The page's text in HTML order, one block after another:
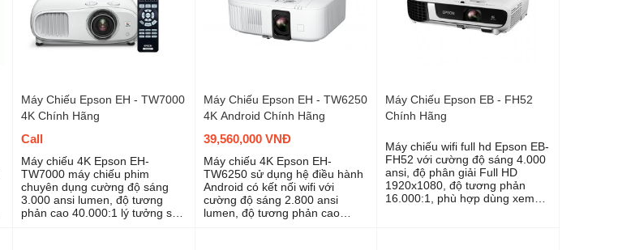
Máy Chiếu Epson EH - TW7000
4K Chính Hãng
Call
Máy chiếu 4K Epson EH-
TW7000 máy chiếu phim
chuyên dụng cường độ sáng
3.000 ansi lumen, độ tương
phản cao 40.000:1 lý tưởng sử
Máy Chiếu Epson EH - TW6250
4K Android Chính Hãng
39,560,000 VNĐ
Máy chiếu 4K Epson EH-
TW6250 sử dụng hệ điều hành
Android có kết nối wifi với
cường độ sáng 2.800 ansi
lumen, độ tương phản cao
Máy Chiếu Epson EB - FH52
Chính Hãng
Máy chiếu wifi full hd Epson EB-
FH52 với cường độ sáng 4.000
ansi, độ phân giải Full HD
1920x1080, độ tương phản
16.000:1, phù hợp dùng xem